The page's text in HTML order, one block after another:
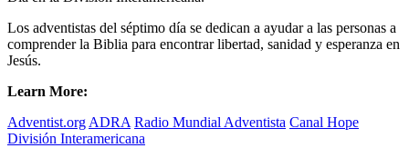
Los adventistas del séptimo día se dedican a ayudar a las personas a
comprender la Biblia para encontrar libertad, sanidad y esperanza en
Jesús.
Learn More:
Adventist.org ADRA Radio Mundial Adventista Canal Hope
División Interamericana